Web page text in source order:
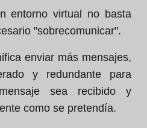
entorno virtual no basta
"sobrecomunicar".
enviar más mensajes,
y redundante para
sea recibido y
como se pretendía.